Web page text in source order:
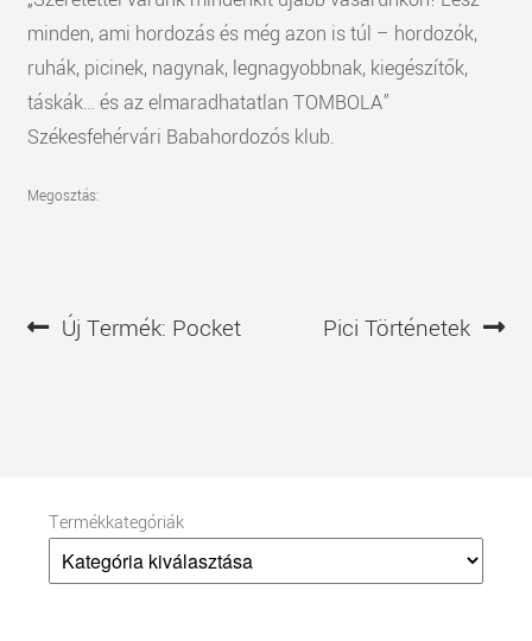
minden, ami hordozás és még azon is túl – hordozók,
ruhák, picinek, nagynak, legnagyobbnak, kiegészítők,
táskák… és az elmaradhatatlan TOMBOLA”
Székesfehérvári Babahordozós klub.
Megosztás:
Bejegyzés
Előző
Új Termék: Pocket
Következő
Pici Történetek
Termékkategóriák